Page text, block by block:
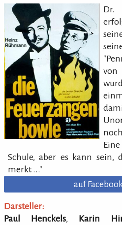
Dr.
von
Schule, aber es kann sein,
merkt ..."
auf
Darsteller:
Paul Henckels, Karin